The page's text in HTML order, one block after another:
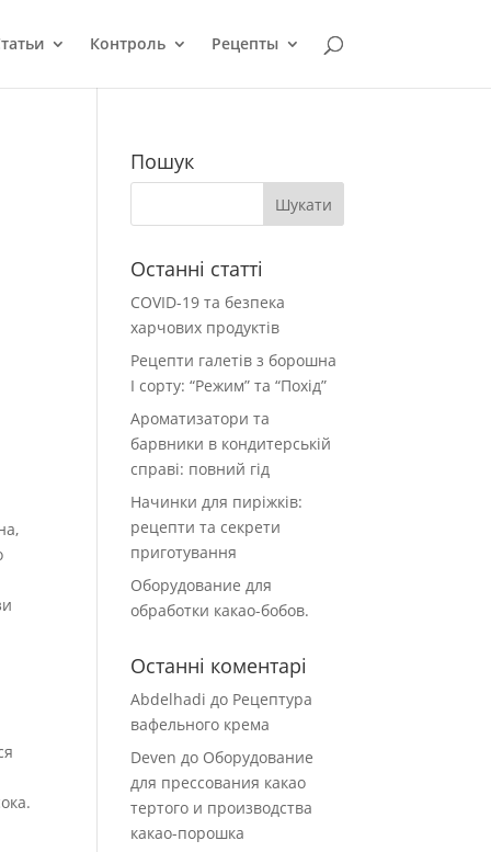
Контроль Рецепты
Пошук
Останні статті
COVID-19 та безпека
харчових продуктів
Рецепти галетів з борошна
І сорту: “Режим” та “Похід”
Ароматизатори та
барвники в кондитерській
справі: повний гід
Начинки для пиріжків:
рецепти та секрети
приготування
Оборудование для
обработки какао-бобов.
Останні коментарі
Abdelhadi до Рецептура
вафельного крема
Deven до Оборудование
для прессования какао
тертого и производства
какао-порошка